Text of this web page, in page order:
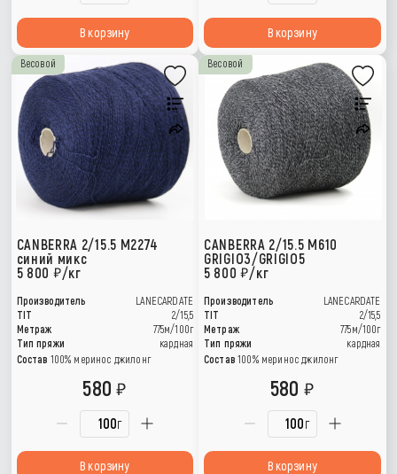
В корзину В корзину
Весовой
CANBERRA 2/15.5 M2274
синий микс
5 800
/кг
Производитель
LANECARDATE
TIT
2/15,5
Метраж
775м/100г
Тип пряжи
кардная
Состав 100% меринос джилонг
г
580
В корзину
Весовой
CANBERRA 2/15.5 M610
GRIGIO3/GRIGIO5
5 800 /кг
Производитель
LANECARDATE
TIT
2/15,5
Метраж
775м/100г
Тип пряжи
кардная
Состав 100% меринос джилонг
г
580
В корзину